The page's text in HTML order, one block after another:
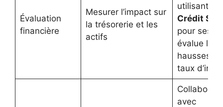
Évaluation
financière
Mesurer l’impact sur
la trésorerie et les
actifs
utilisant
Crédit
pour ses
évalue les
hausses de
taux
avec